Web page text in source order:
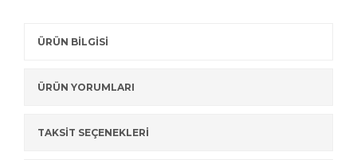
ÜRÜN BİLGİSİ
ÜRÜN YORUMLARI
TAKSİT SEÇENEKLERİ